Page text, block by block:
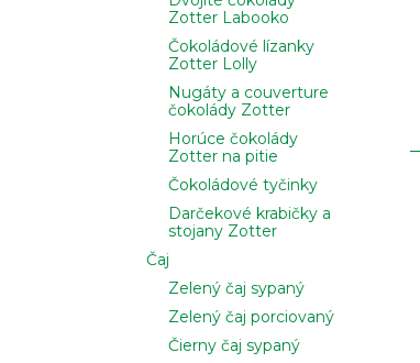
Zotter Labooko
Čokoládové lízanky
Zotter Lolly
Nugáty a couverture
čokolády Zotter
Horúce čokolády
Zotter na pitie
Čokoládové tyčinky
Darčekové krabičky a
stojany Zotter
Čaj
Zelený čaj sypaný
Zelený čaj porciovaný
Čierny čaj sypaný